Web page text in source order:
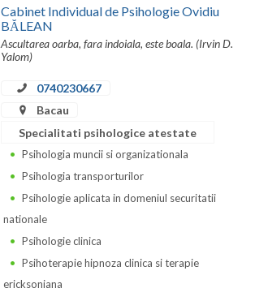
Cabinet Individual de Psihologie Ovidiu
BĂLEAN
Ascultarea oarba, fara indoiala, este boala. (Irvin D.
Yalom)
0740230667
Bacau
Specialitati psihologice atestate
Psihologia muncii si organizationala
Psihologia transporturilor
Psihologie aplicata in domeniul securitatii
nationale
Psihologie clinica
Psihoterapie hipnoza clinica si terapie
ericksoniana